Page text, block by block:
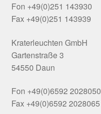
Fon +49(0)251 143930
Fax +49(0)251 143939
Kraterleuchten GmbH
Gartenstraße 3
54550 Daun
Fon +49(0)6592 2028050
Fax +49(0)6592 2028065